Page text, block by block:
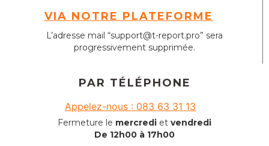
VIA NOTRE PLATEFORME
L’adresse mail “support@t-report.pro” sera
progressivement supprimée.
PAR TÉLÉPHONE
Appelez-nous : 083 63 31 13
Fermeture le mercredi et vendredi
De 12h00 à 17h00